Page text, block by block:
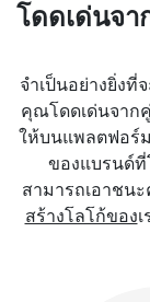
โดดเด่นจ
จำเป็นอย่างยิ่งที่
คุณโดดเด่นจาก
ให้บนแพลตฟอร์
ของแบรนด์
สามารถเอาชน
สร้างโลโก้ของ